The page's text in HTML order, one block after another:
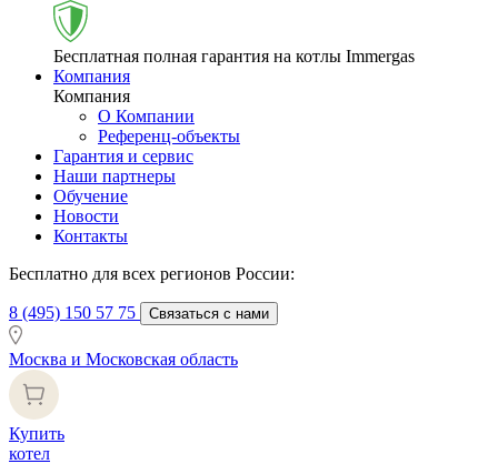
Бесплатная полная гарантия на котлы Immergas
Компания
Компания
О Компании
Референц-объекты
Гарантия и сервис
Наши партнеры
Обучение
Новости
Контакты
Бесплатно для всех регионов России:
8 (495) 150 57 75 Связаться с нами
Москва и Московская область
Купить
котел